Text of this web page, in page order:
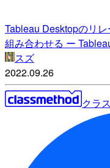
Tableau Desktopのリ
組み合わせる ー
スズ
2022.09.26
クラ